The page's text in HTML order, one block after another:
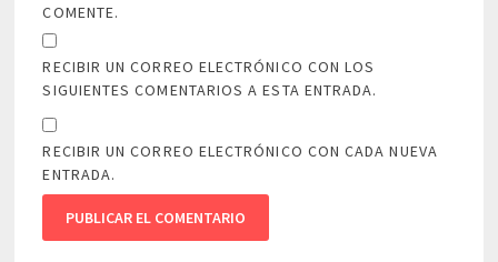
COMENTE.
RECIBIR UN CORREO ELECTRÓNICO CON LOS
SIGUIENTES COMENTARIOS A ESTA ENTRADA.
RECIBIR UN CORREO ELECTRÓNICO CON CADA NUEVA
ENTRADA.